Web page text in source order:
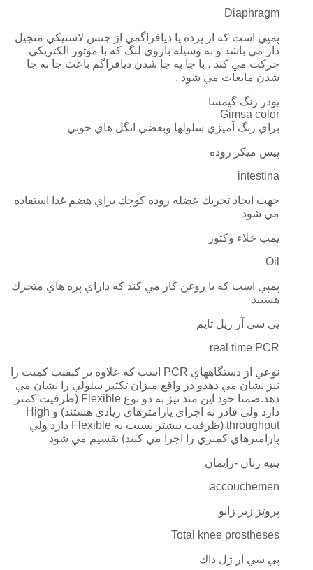
Diaphragm
پمپي است كه از پرده يا ديافراگمي از جنس لاستيكي منجيل
دار مي باشد و به وسيله بازوي لنگ كه با موتور الكتريكي
حركت مي كند ، با جا به جا شدن ديافراگم باعث جا به جا
شدن مايعات مي شود .
پودر رنگ گيمسا
Gimsa color
براي رنگ آميزي سلولها وبعضي انگل هاي خوني
پيس ميكر روده
intestina
جهت ايجاد تحريك عضله روده كوچك براي هضم غذا استفاده
مي شود
پمپ خلاء وكتور
Oil
پمپي است كه با روغن كار مي كند كه داراي پره هاي متحرك
هستند
پي سي آر ريل تايم
real time PCR
نوعي از دستگاههاي PCR است كه علاوه بر كيفيت كميت را
نيز نشان مي دهدو در واقع ميزان تكثير سلولي را نشان مي
دهد.ضمنا خود اين متد نيز به دو نوع Flexible (ظرفيت كمتر
دارد ولي قادر به اجراي پارامترهاي زيادي هستند) و High
throughput (ظرفيت بيشتر نسبت به Flexible دارد ولي
پارامترهاي كمتري را اجرا مي كنند) تقسيم مي شود
پنبه زنان -زايمان
accouchemen
پروتز زير زانو
Total knee prostheses
پي سي آر ژل داك